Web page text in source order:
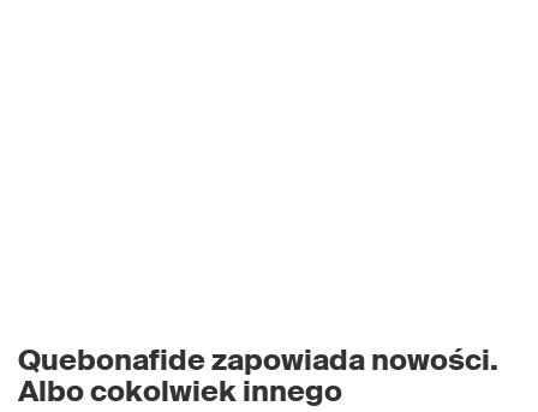
Quebonafide zapowiada nowości.
Albo cokolwiek innego